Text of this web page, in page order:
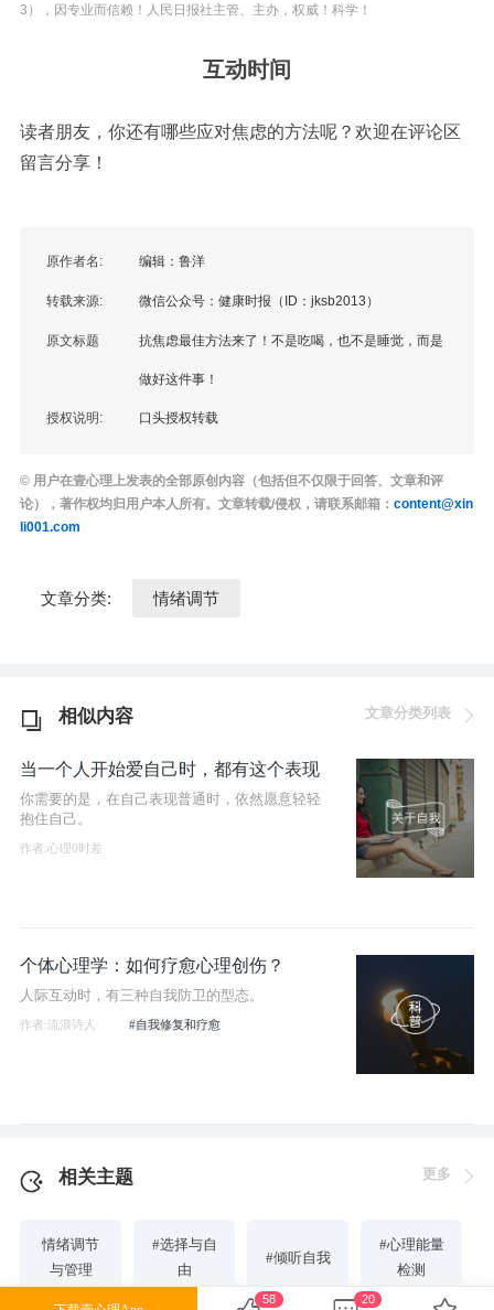
3），因专业而信赖！人民日报社主管、主办，权威！科学！
互动时间
读者朋友，你还有哪些应对焦虑的方法呢？欢迎在评论区
留言分享！
原作者名: 编辑：鲁洋
转载来源: 微信公众号：健康时报（ID：jksb2013）
原文标题 抗焦虑最佳方法来了！不是吃喝，也不是睡觉，而是
做好这件事！
授权说明: 口头授权转载
© 用户在壹心理上发表的全部原创内容（包括但不仅限于回答、文章和评
论），著作权均归用户本人所有。文章转载/侵权，请联系邮箱： content@xin
li001.com
文章分类: 情绪调节
相似内容 文章分类列表
当一个人开始爱自己时，都有这个表现
你需要的是，在自己表现普通时，依然愿意轻轻
抱住自己。
作者:心理0时差
个体心理学：如何疗愈心理创伤？
人际互动时，有三种自我防卫的型态。
作者:流浪诗人 #自我修复和疗愈
相关主题 更多
情绪调节
与管理
#选择与自
由
#倾听自我
#心理能量
检测
58 20